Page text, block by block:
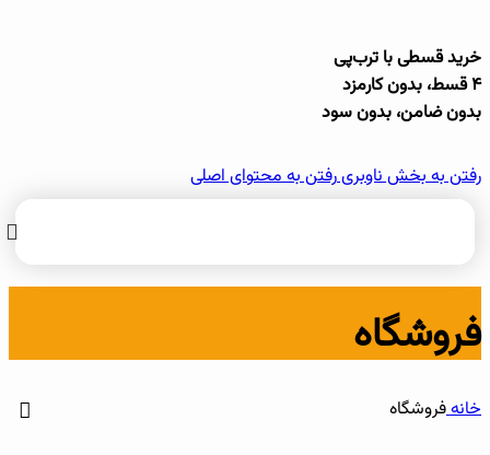
خرید قسطی با ترب‌پی
۴ قسط، بدون کارمزد
بدون ضامن، بدون سود
رفتن به بخش ناوبریرفتن به محتوای اصلی
فروشگاه
خانهفروشگاه